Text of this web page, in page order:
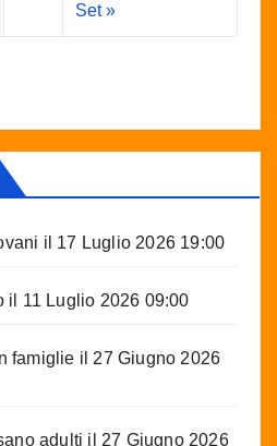
Set »
il 17 Luglio 2026 19:00
il 11 Luglio 2026 09:00
famiglie il 27 Giugno 2026
adulti il 27 Giugno 2026